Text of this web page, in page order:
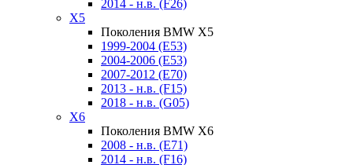
2014 - н.в. (F26)
X5
Поколения BMW X5
1999-2004 (E53)
2004-2006 (E53)
2007-2012 (E70)
2013 - н.в. (F15)
2018 - н.в. (G05)
X6
Поколения BMW X6
2008 - н.в. (E71)
2014 - н.в. (F16)